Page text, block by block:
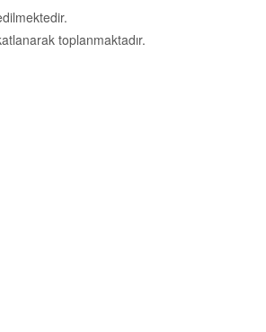
toplanmaktadır.